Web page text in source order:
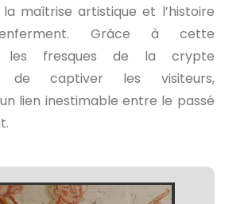
maîtrise artistique et l’histoire
Grâce à cette
les fresques de la crypte
de captiver les visiteurs,
lien inestimable entre le passé